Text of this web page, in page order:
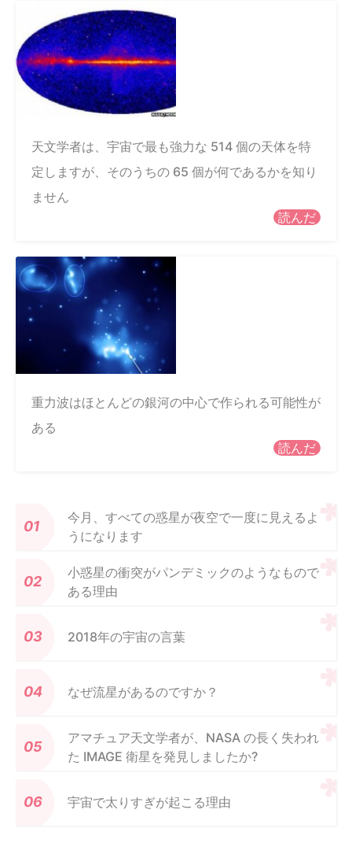
天文学者は、宇宙で最も強力な 514 個の天体を特
定しますが、そのうちの 65 個が何であるかを知り
ません
読んだ
重力波はほとんどの銀河の中心で作られる可能性が
ある
読んだ
今月、すべての惑星が夜空で一度に見えるよ
うになります
小惑星の衝突がパンデミックのようなもので
ある理由
2018年の宇宙の言葉
なぜ流星があるのですか？
アマチュア天文学者が、NASA の長く失われ
た IMAGE 衛星を発見しましたか?
宇宙で太りすぎが起こる理由